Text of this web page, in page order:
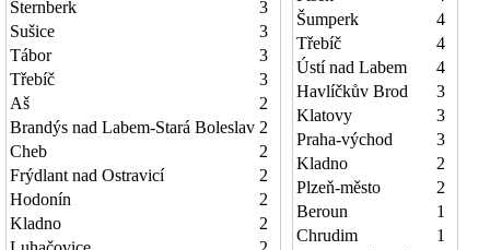
Šternberk
3
Sušice
3
Tábor
3
Třebíč
3
Aš
2
Brandýs nad Labem-Stará Boleslav 2
Cheb
2
Frýdlant nad Ostravicí
2
Hodonín
2
Kladno
2
Šumperk
4
Třebíč
4
Ústí nad Labem
4
Havlíčkův Brod
3
Klatovy
3
Praha-východ
3
Kladno
2
Plzeň-město
2
Beroun
1
Chrudim
1